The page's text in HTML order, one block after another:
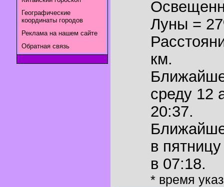
Географические
координаты городов
Реклама на нашем сайте
Обратная связь
Луны =
км.
среду 12
20:37.
в
в 07:18.
* время